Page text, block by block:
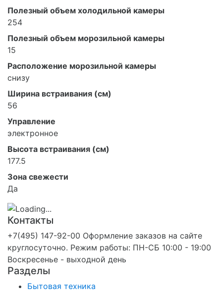
Полезный объем холодильной камеры
254
Полезный объем морозильной камеры
15
Расположение морозильной камеры
снизу
Ширина встраивания (см)
56
Управление
электронное
Высота встраивания (см)
177.5
Зона свежести
Да
Контакты
+7(495) 147-92-00 Оформление заказов на сайте
круглосуточно. Режим работы: ПН-СБ 10:00 - 19:00
Воскресенье - выходной день
Разделы
Бытовая техника